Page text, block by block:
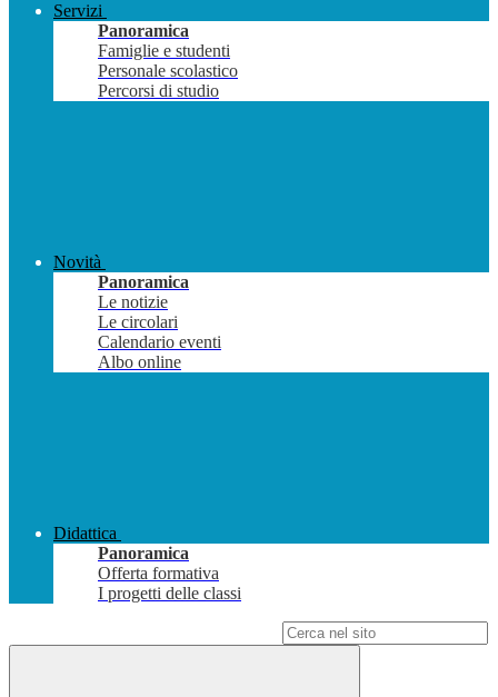
Servizi
Panoramica
Famiglie e studenti
Personale scolastico
Percorsi di studio
Novità
Panoramica
Le notizie
Le circolari
Calendario eventi
Albo online
Didattica
Panoramica
Offerta formativa
I progetti delle classi